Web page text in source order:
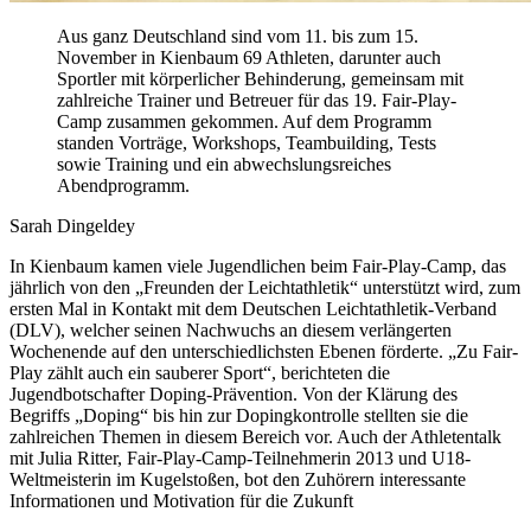
Aus ganz Deutschland sind vom 11. bis zum 15.
November in Kienbaum 69 Athleten, darunter auch
Sportler mit körperlicher Behinderung, gemeinsam mit
zahlreiche Trainer und Betreuer für das 19. Fair-Play-
Camp zusammen gekommen. Auf dem Programm
standen Vorträge, Workshops, Teambuilding, Tests
sowie Training und ein abwechslungsreiches
Abendprogramm.
Sarah Dingeldey
In Kienbaum kamen viele Jugendlichen beim Fair-Play-Camp, das
jährlich von den „Freunden der Leichtathletik“ unterstützt wird, zum
ersten Mal in Kontakt mit dem Deutschen Leichtathletik-Verband
(DLV), welcher seinen Nachwuchs an diesem verlängerten
Wochenende auf den unterschiedlichsten Ebenen förderte. „Zu Fair-
Play zählt auch ein sauberer Sport“, berichteten die
Jugendbotschafter Doping-Prävention. Von der Klärung des
Begriffs „Doping“ bis hin zur Dopingkontrolle stellten sie die
zahlreichen Themen in diesem Bereich vor. Auch der Athletentalk
mit Julia Ritter, Fair-Play-Camp-Teilnehmerin 2013 und U18-
Weltmeisterin im Kugelstoßen, bot den Zuhörern interessante
Informationen und Motivation für die Zukunft